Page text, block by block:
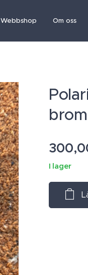
Webbshop Om oss
I lager